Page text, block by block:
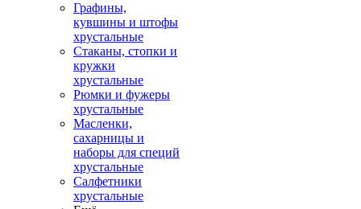
Графины,
кувшины и штофы
хрустальные
Стаканы, стопки и
кружки
хрустальные
Рюмки и фужеры
хрустальные
Масленки,
сахарницы и
наборы для специй
хрустальные
Салфетники
хрустальные